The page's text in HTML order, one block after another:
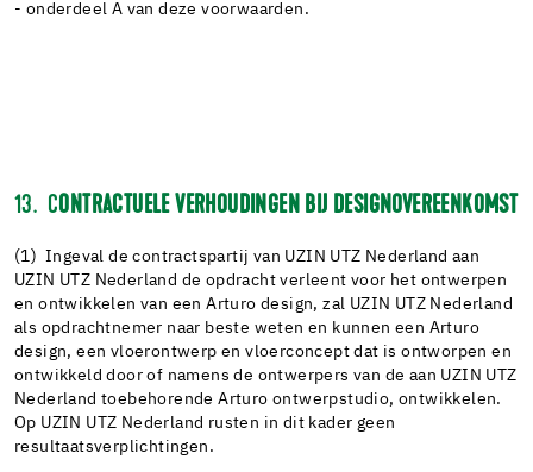
- onderdeel A van deze voorwaarden.
13. CONTRACTUELE VERHOUDINGEN BIJ DESIGNOVEREENKOMST
(1) Ingeval de contractspartij van UZIN UTZ Nederland aan
UZIN UTZ Nederland de opdracht verleent voor het ontwerpen
en ontwikkelen van een Arturo design, zal UZIN UTZ Nederland
als opdrachtnemer naar beste weten en kunnen een Arturo
design, een vloerontwerp en vloerconcept dat is ontworpen en
ontwikkeld door of namens de ontwerpers van de aan UZIN UTZ
Nederland toebehorende Arturo ontwerpstudio, ontwikkelen.
Op UZIN UTZ Nederland rusten in dit kader geen
resultaatsverplichtingen.